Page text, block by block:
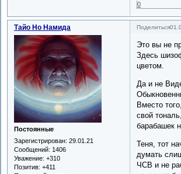
0
Поделиться
Тайо Но Намида
Постоянные
Зарегистрирован: 29.01.21
Сообщений: 1406
Уважение: +310
Позитив: +411
Это вы не
Здесь
цветом.
Да и не
Вместо
свой
барабашек
Теня, тот
думать
ЧСВ и не